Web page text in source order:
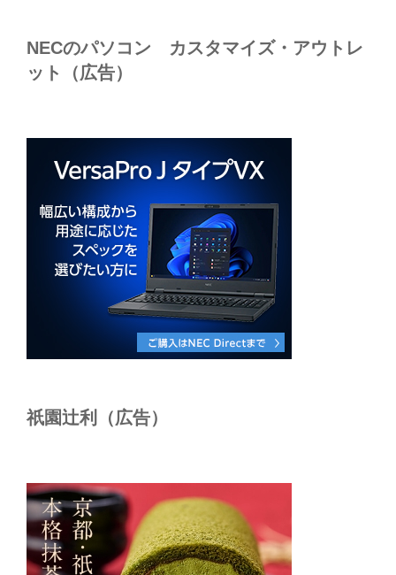
NECのパソコン カスタマイズ・アウトレ
ット（広告）
祇園辻利（広告）